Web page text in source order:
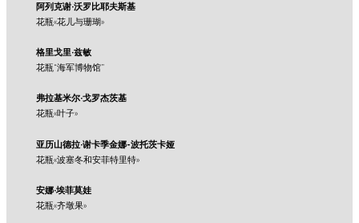
阿列克谢·沃罗比耶夫斯基
花瓶«花儿与珊瑚»
格里戈里·兹敏
花瓶“海军博物馆”
弗拉基米尔·戈罗杰茨基
花瓶«叶子»
亚历山德拉·谢卡季金娜-波托茨卡娅
花瓶«波塞冬和安菲特里特»
安娜·埃菲莫娃
花瓶«齐墩果»